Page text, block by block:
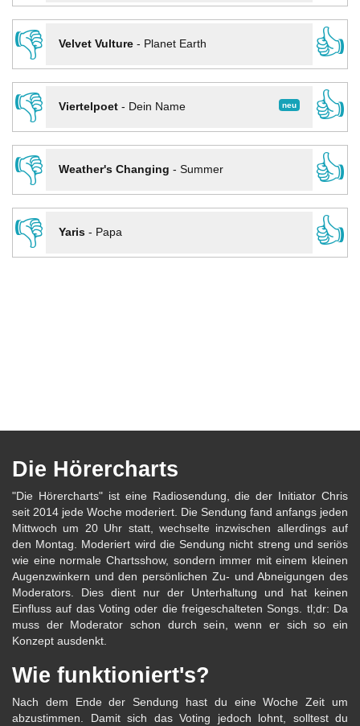
👎
Velvet Vulture- Planet Earth
👍
👎
neu
Viertelpoet- Dein Name
👍
👎
Weather's Changing - Summer
👍
👎
Yaris- Papa 👍
Die Hörercharts
"Die Hörercharts" ist eine Radiosendung, die der Initiator Chris
seit 2014 jede Woche moderiert. Die Sendung fand anfangs jeden
Mittwoch um 20 Uhr statt, wechselte inzwischen allerdings auf
den Montag. Moderiert wird die Sendung nicht streng und seriös
wie eine normale Chartsshow, sondern immer mit einem kleinen
Augenzwinkern und den persönlichen Zu- und Abneigungen des
Moderators. Dies dient nur der Unterhaltung und hat keinen
Einfluss auf das Voting oder die freigeschalteten Songs. tl;dr: Da
muss der Moderator schon durch sein, wenn er sich so ein
Konzept ausdenkt.
Wie funktioniert's?
Nach dem Ende der Sendung hast du eine Woche Zeit um
abzustimmen. Damit sich das Voting jedoch lohnt, solltest du